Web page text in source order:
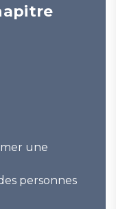
une
personnes